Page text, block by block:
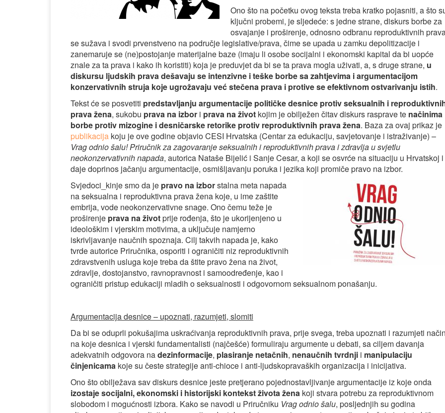
Ono što na početku ovog teksta treba kratko pojasniti, a što
ključni probemi, je sljedeće: s jedne strane, diskurs borbe za
osvajanje i proširenje, odnosno odbranu reproduktivnih
se sužava i svodi prvenstveno na područje legislative/prava, čime se upada u zamku depolitizacije i
zanemaruje se (ne)postojanje materijalne baze (imaju li osobe socijalni i ekonomski kapital da bi uopće
znale za ta prava i kako ih koristiti) koja je preduvjet da bi se ta prava mogla uživati, a, s druge strane, u
diskursu ljudskih prava dešavaju se intenzivne i teške borbe sa zahtjevima i argumentacijom
konzervativnih struja koje ugrožavaju već stečena prava i protive se efektivnom ostvarivanju istih.
Tekst će se posvetiti predstavljanju argumentacije političke desnice protiv seksualnih i
prava žena, sukobu prava na izbor i prava na život kojim je obilježen čitav diskurs rasprave te načinima
borbe protiv mizogine i desničarske retorike protiv reproduktivnih prava žena. Baza za ovaj prikaz je
publikacija koju je ove godine objavio CESI Hrvatska (Centar za edukaciju, savjetovanje i istraživanje) –
Vrag odnio šalu! Priručnik za zagovaranje seksualnih i reproduktivnih prava i zdravlja u svjetlu
neokonzervativnih napada, autorica Nataše Bijelić i Sanje Cesar, a koji se osvrće na situaciju u Hrvatskoj i
daje doprinos jačanju argumentacije, osmišljavanju poruka i jezika koji promiče pravo na izbor.
Svjedoci_kinje smo da je pravo na izborstalna meta napada
na seksualna i reproduktivna prava žena koje, u ime zaštite
embrija, vode neokonzervativne snage. Ono čemu teže je
proširenje prava na životprije rođenja, što je ukorijenjeno u
ideološkim i vjerskim motivima, a uključuje namjerno
iskrivljavanje naučnih spoznaja. Cilj takvih napada je, kako
tvrde autorice Priručnika, osporiti i ograničiti niz reproduktivnih
zdravstvenih usluga koje treba da štite pravo žena na život,
zdravlje, dostojanstvo, ravnopravnost i samoodređenje, kao i
ograničiti pristup edukaciji mladih o seksualnosti i odgovornom seksualnom ponašanju.
Argumentacija desnice – upoznati, razumjeti, slomiti
Da bi se oduprli pokušajima uskraćivanja reproduktivnih prava, prije svega, treba upoznati i razumjeti
na koje desnica i vjerski fundamentalisti (najčešće) formuliraju argumente u debati, sa ciljem davanja
adekvatnih odgovora nadezinformacije, plasiranje netačnih, nenaučnih tvrdnji i manipulaciju
činjenicama koje su česte strategije anti-chioce i anti-ljudskopravaških organizacija i inicijativa.
Ono što obilježava sav diskurs desnice jeste pretjerano pojednostavljivanje argumentacije iz koje onda
izostaje socijalni, ekonomski i historijski kontekst života žena koji stvara potrebu za reproduktivnom
slobodom i mogućnosti izbora. Kako se navodi u Priručniku Vrag odnio šalu, posljednjih su godina